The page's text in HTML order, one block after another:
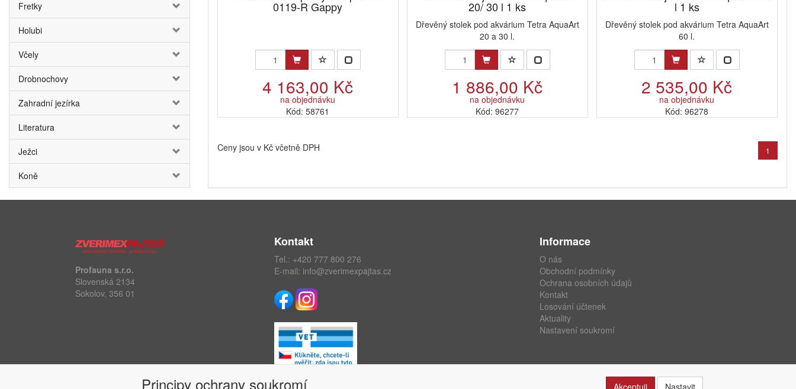
Fretky
Holubi
Včely
Drobnochovy
Zahradní jezírka
Literatura
Ježci
Koně
0119-R Gappy
4 163,00 Kč
na objednávku
Kód: 58761
20/ 30 l 1 ks
Dřevěný stolek pod akvárium Tetra AquaArt
20 a 30 l.
1 886,00 Kč
na objednávku
Kód: 96277
l 1 ks
Dřevěný stolek pod akvárium Tetra AquaArt
60 l.
2 535,00 Kč
na objednávku
Kód: 96278
Ceny jsou v Kč včetně DPH 1
Profauna s.r.o.
Slovenská 2134
Sokolov, 356 01
Kontakt
Tel.: +420 777 800 276
E-mail: info@zverimexpajtas.cz
Informace
O nás
Obchodní podmínky
Ochrana osobních údajů
Kontakt
Losování účtenek
Aktuality
Nastavení soukromí
Principy ochrany soukromí Akceptuji Nastavit